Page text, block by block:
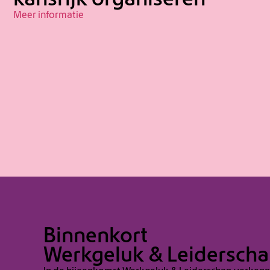
Meer informatie
Binnenkort
Werkgeluk &